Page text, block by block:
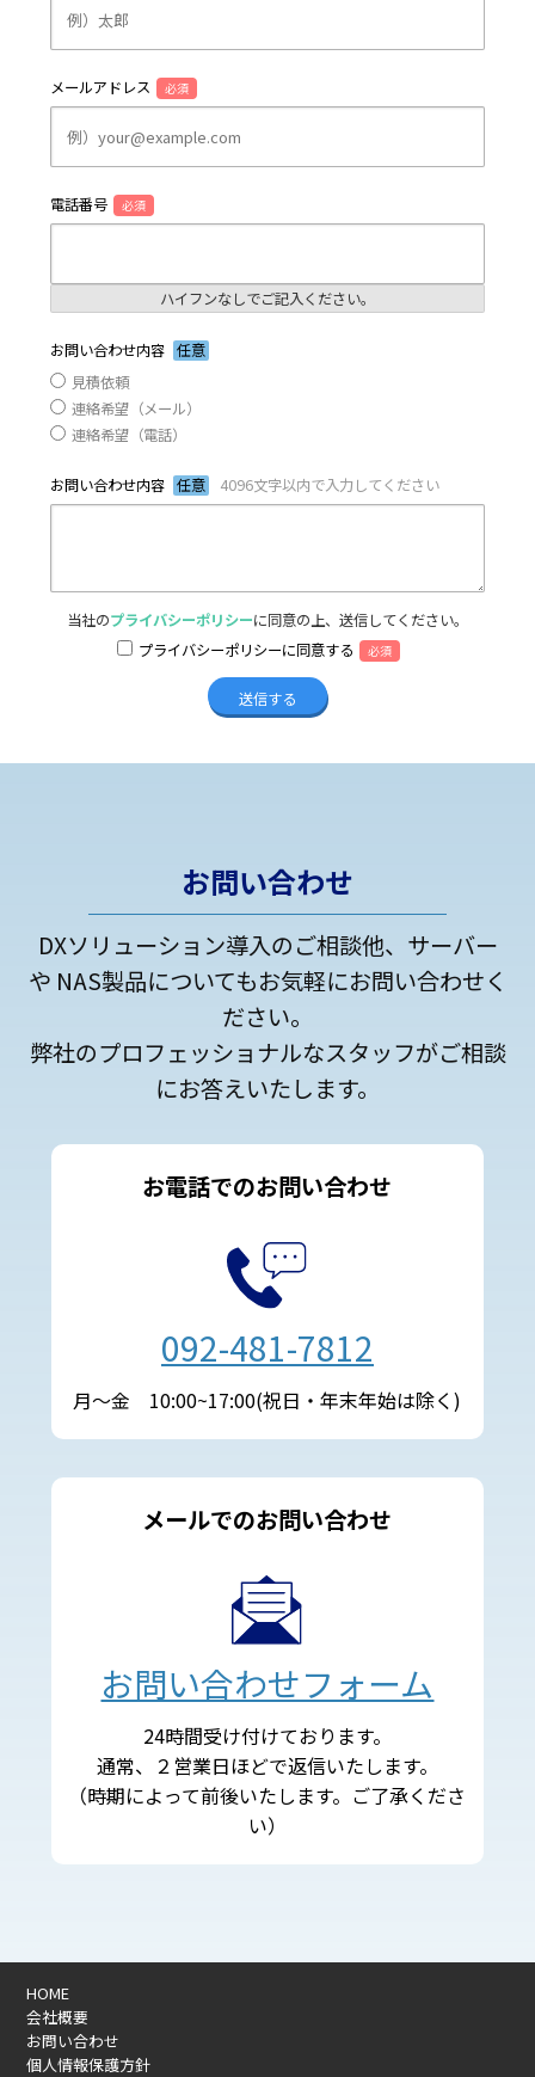
メールアドレス 必須
電話番号 必須
ハイフンなしでご記入ください。
お問い合わせ内容 任意
見積依頼
連絡希望（メール）
連絡希望（電話）
お問い合わせ内容 任意 4096文字以内で入力してください
当社のプライバシーポリシーに同意の上、送信してください。
プライバシーポリシーに同意する
必須
お問い合わせ
DXソリューション導入のご相談他、サーバー
や NAS製品についてもお気軽にお問い合わせく
ださい。
弊社のプロフェッショナルなスタッフがご相談
にお答えいたします。
お電話でのお問い合わせ
092-481-7812
月～金 10:00~17:00(祝日・年末年始は除く)
メールでのお問い合わせ
お問い合わせフォーム
24時間受け付けております。
通常、２営業日ほどで返信いたします。
（時期によって前後いたします。ご了承くださ
い）
HOME
会社概要
お問い合わせ
個人情報保護方針